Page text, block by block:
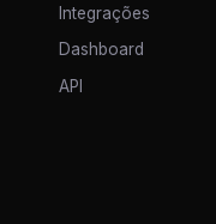
Integrações
Dashboard
API